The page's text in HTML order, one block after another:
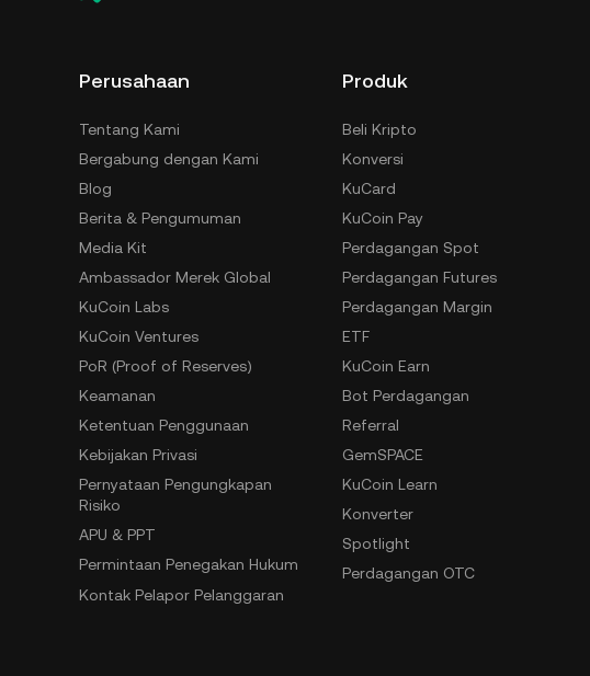
Perusahaan
Tentang Kami
Bergabung dengan Kami
Blog
Berita & Pengumuman
Media Kit
Ambassador Merek Global
KuCoin Labs
KuCoin Ventures
PoR (Proof of Reserves)
Keamanan
Ketentuan Penggunaan
Kebijakan Privasi
Pernyataan Pengungkapan
Risiko
APU & PPT
Permintaan Penegakan Hukum
Kontak Pelapor Pelanggaran
Produk
Beli Kripto
Konversi
KuCard
KuCoin Pay
Perdagangan Spot
Perdagangan Futures
Perdagangan Margin
ETF
KuCoin Earn
Bot Perdagangan
Referral
GemSPACE
KuCoin Learn
Konverter
Spotlight
Perdagangan OTC